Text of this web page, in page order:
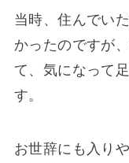
当時、住んでい
かったのですが
て、気になって
す。
お世辞にも入り